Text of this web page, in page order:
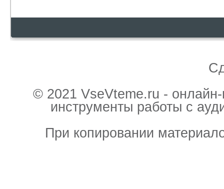
© 2021 VseVteme.ru -
инструменты работы с
При копировании